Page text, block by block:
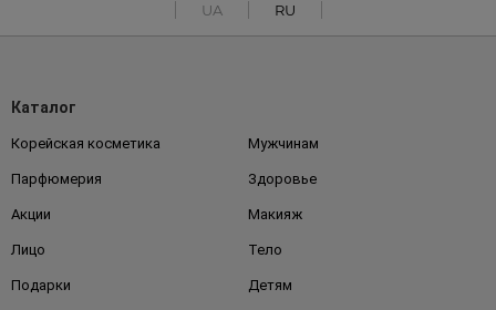
UA RU
Каталог
Корейская косметика Мужчинам
Парфюмерия Здоровье
Акции Макияж
Лицо Тело
Подарки Детям